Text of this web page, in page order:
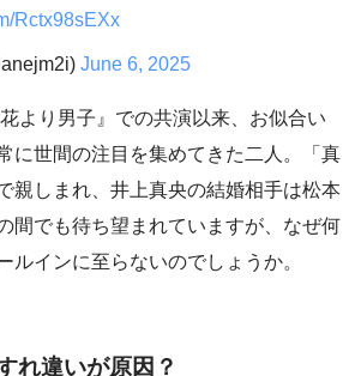
Rctx98sEXx
June 6, 2025
より男子』での共演以来、お似合い
に世間の注目を集めてきた二人。「真
親しまれ、井上真央の結婚相手は松本
間でも待ち望まれていますが、なぜ何
ルインに至らないのでしょうか。
れ違いが原因？